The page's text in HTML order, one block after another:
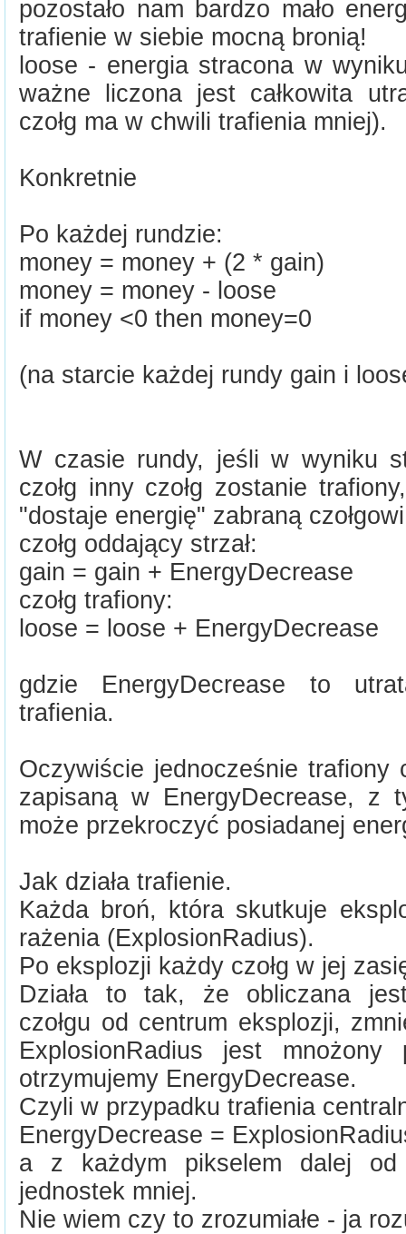
pozostało nam bardzo mało
trafienie w siebie mocną bronią!
loose - energia stracona w
ważne liczona jest całkowita
czołg ma w chwili trafienia mniej).
Konkretnie
Po każdej rundzie:
money = money + (2 * gain)
money = money - loose
if money <0 then money=0
(na starcie każdej rundy gain i
W czasie rundy, jeśli w wyniku
czołg inny czołg zostanie
"dostaje energię" zabraną
czołg oddający strzał:
gain = gain + EnergyDecrease
czołg trafiony:
loose = loose + EnergyDecrease
gdzie EnergyDecrease to
trafienia.
Oczywiście jednocześnie trafiony
zapisaną w EnergyDecrease, z
może przekroczyć posiadanej
Jak działa trafienie.
Każda broń, która skutkuje
rażenia (ExplosionRadius).
Po eksplozji każdy czołg w jej
Działa to tak, że obliczana
czołgu od centrum eksplozji,
ExplosionRadius jest
otrzymujemy EnergyDecrease.
Czyli w przypadku trafienia
EnergyDecrease =
a z każdym pikselem dalej
jednostek mniej.
Nie wiem czy to zrozumiałe - ja